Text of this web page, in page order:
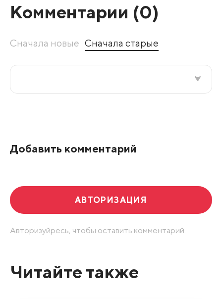
Комментарии (0)
Сначала новые Сначала старые
Добавить комментарий
АВТОРИЗАЦИЯ
Авторизуйресь, чтобы оставить комментарий.
Читайте также